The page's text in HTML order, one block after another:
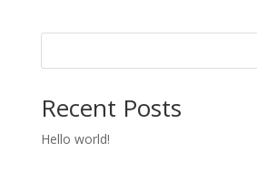
Recent Posts
Hello world!